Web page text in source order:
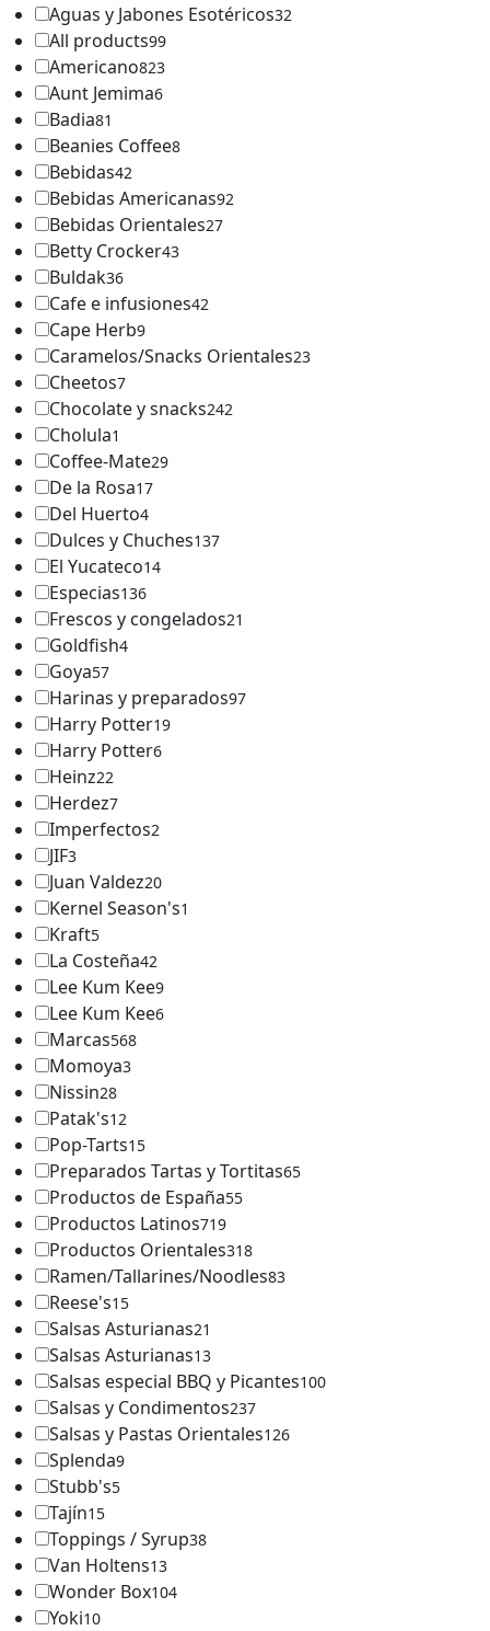
Aguas y Jabones Esotéricos32
All products99
Americano823
Aunt Jemima6
Badia81
Beanies Coffee8
Bebidas42
Bebidas Americanas92
Bebidas Orientales27
Betty Crocker43
Buldak36
Cafe e infusiones42
Cape Herb9
Caramelos/Snacks Orientales23
Cheetos7
Chocolate y snacks242
Cholula1
Coffee-Mate29
De la Rosa17
Del Huerto4
Dulces y Chuches137
El Yucateco14
Especias136
Frescos y congelados21
Goldfish4
Goya57
Harinas y preparados97
Harry Potter19
Harry Potter6
Heinz22
Herdez7
Imperfectos2
JIF3
Juan Valdez20
Kernel Season's1
Kraft5
La Costeña42
Lee Kum Kee9
Lee Kum Kee6
Marcas568
Momoya3
Nissin28
Patak's12
Pop-Tarts15
Preparados Tartas y Tortitas65
Productos de España55
Productos Latinos719
Productos Orientales318
Ramen/Tallarines/Noodles83
Reese's15
Salsas Asturianas21
Salsas Asturianas13
Salsas especial BBQ y Picantes100
Salsas y Condimentos237
Salsas y Pastas Orientales126
Splenda9
Stubb's5
Tajín15
Toppings / Syrup38
Van Holtens13
Wonder Box104
Yoki10